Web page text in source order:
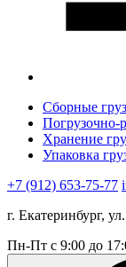
Сборные
Погрузочно-
Хранение
Упаковка
+7 (912) 653-75-77
г. Екатеринбург,
Пн-Пт с 9:00 до